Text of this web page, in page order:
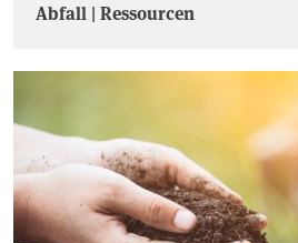
Abfall | Ressourcen